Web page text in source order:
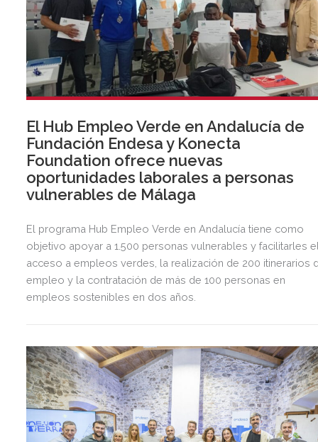
El Hub Empleo Verde en Andalucía de
Fundación Endesa y Konecta
Foundation ofrece nuevas
oportunidades laborales a personas
vulnerables de Málaga
El programa Hub Empleo Verde en Andalucía tiene como
objetivo apoyar a 1.500 personas vulnerables y facilitarles
acceso a empleos verdes, la realización de 200 itinerarios
empleo y la contratación de más de 100 personas en
empleos sostenibles en dos años.